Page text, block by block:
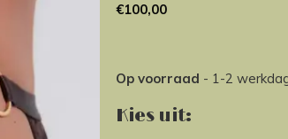
€100,00
Op voorraad - 1-2
Kies uit: